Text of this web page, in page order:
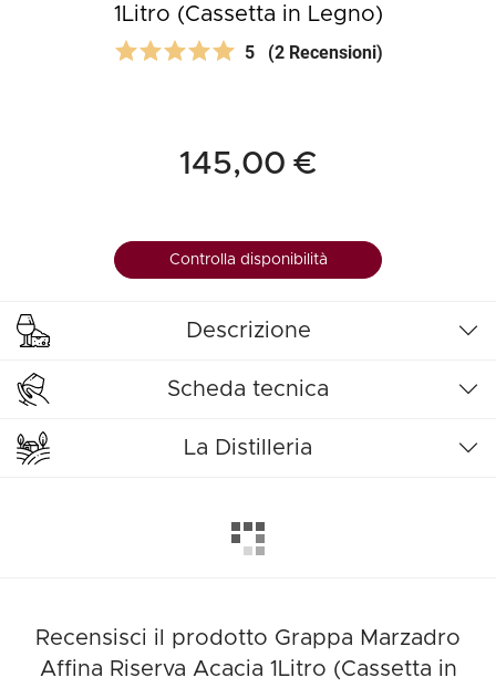
1Litro (Cassetta in Legno)
5 (2 Recensioni)
145,00 €
Controlla disponibilità
Descrizione
Scheda tecnica
La Distilleria
Recensisci il prodotto Grappa Marzadro
Affina Riserva Acacia 1Litro (Cassetta in